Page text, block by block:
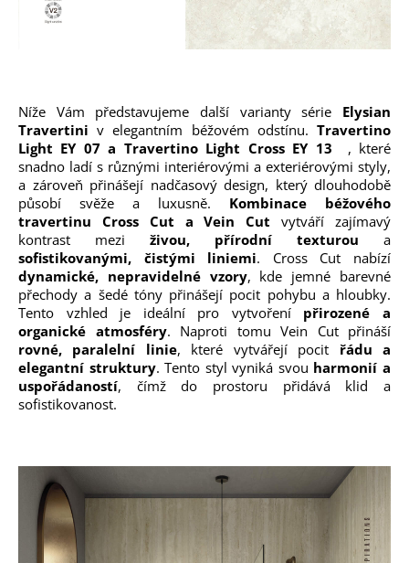
Níže Vám představujeme další varianty série Elysian
Travertini v elegantním béžovém odstínu. Travertino
Light EY 07 a Travertino Light Cross EY 13
, které
snadno ladí s různými interiérovými a exteriérovými styly,
a zároveň přinášejí nadčasový design, který dlouhodobě
působí svěže a luxusně. Kombinace béžového
travertinu Cross Cut a Vein Cut vytváří zajímavý
kontrast mezi živou, přírodní texturou a
sofistikovanými, čistými liniemi. Cross Cut nabízí
dynamické, nepravidelné vzory, kde jemné barevné
přechody a šedé tóny přinášejí pocit pohybu a hloubky.
Tento vzhled je ideální pro vytvoření přirozené a
organické atmosféry. Naproti tomu Vein Cut přináší
rovné, paralelní linie, které vytvářejí pocit řádu a
elegantní struktury. Tento styl vyniká svou harmonií a
uspořádaností, čímž do prostoru přidává klid a
sofistikovanost.